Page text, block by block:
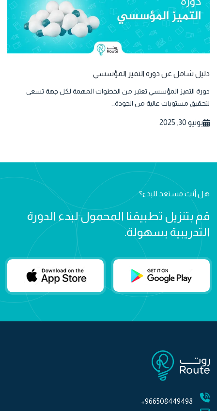
دليل شامل عن دورة التميز المؤسسي
دورة التميز المؤسسي تعتبر من الخطوات المهمة لكل جهة تسعى
لتحقيق مستويات عالية من الجودة…
يونيو 30, 2025
هل أنت مستعد للبدء؟
قم بتنزيل تطبيقنا المحمول لبدء الدورة
التدريبية بسهولة.
966508449498+